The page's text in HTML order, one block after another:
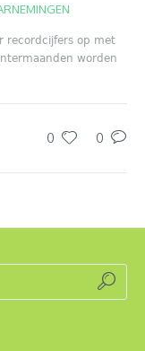
recordcijfers op met
worden
0 0